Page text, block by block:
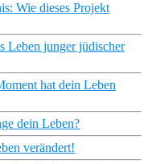
Wie dieses Projekt
Leben junger jüdischer
hat dein Leben
dein Leben?
verändert!